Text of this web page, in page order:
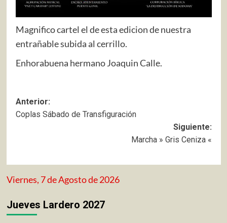
Magnifico cartel el de esta edicion de nuestra
entrañable subida al cerrillo.
Enhorabuena hermano Joaquin Calle.
Navegación
de
Anterior:
Coplas Sábado de Transfiguración
Siguiente:
Marcha » Gris Ceniza «
Viernes, 7 de Agosto de 2026
Jueves Lardero 2027